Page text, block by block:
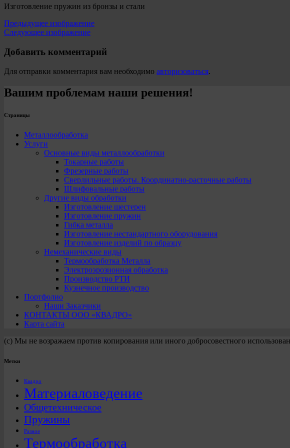
Изготовление пружин из бронзы и стали
Предыдущее изображение
Следующее изображение
Добавить комментарий
Для отправки комментария вам необходимо авторизоваться.
Вашим проблемам наши решения!
Страницы
Металлообработка
Услуги
Основные виды металлообработки
Токарные работы
Фрезерные работы
Сверлильные работы. Координатно-расточные работы
Шлифовальные работы
Другие виды обработки
Изготовление шестерен
Изготовление пружин
Гибка металла
Изготовление нестандартного оборудования
Изготовление изделий по образцу
Немеханические виды
Термообработка Металла
Электроэрозионная обработка
Производство РТИ
Кузнечное производство
Портфолио
Наши Заказчики
КОНТАКТЫ ООО «КВАДРО»
Карта сайта
(с) Мы не возражаем против копирования или иного добросовестного
Метки
Квадро
Материаловедение
Общетехническое
Пружины
Разное
Термообработка